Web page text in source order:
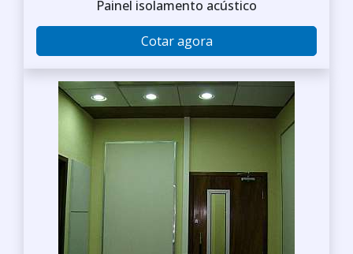
Painel isolamento acústico
Cotar agora